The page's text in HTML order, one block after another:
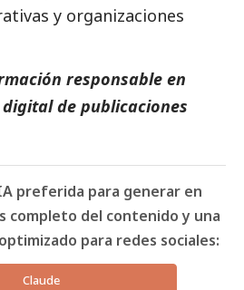
y organizaciones
responsable en
de publicaciones
preferida para generar en
completo del contenido y una
para redes sociales:
Claude